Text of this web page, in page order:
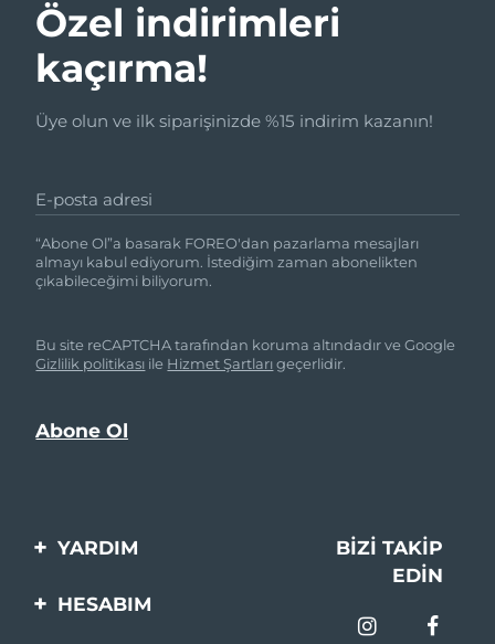
Özel indirimleri
kaçırma!
Üye olun ve ilk siparişinizde %15 indirim kazanın!
E-posta adresi
“Abone Ol”a basarak FOREO'dan pazarlama mesajları
almayı kabul ediyorum. İstediğim zaman abonelikten
çıkabileceğimi biliyorum.
Bu site reCAPTCHA tarafından koruma altındadır ve Google
Gizlilik politikası ile Hizmet Şartlarıgeçerlidir.
YARDIM
Bi̇zi̇mle İleti̇şi̇me Geçi̇n
BIZI TAKIP
EDIN
HESABIM